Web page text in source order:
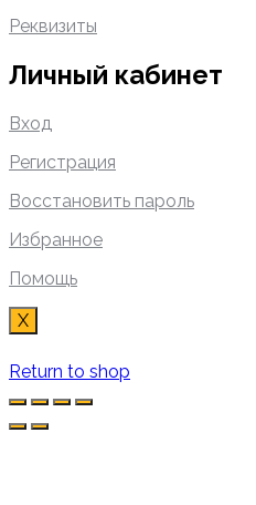
Реквизиты
Личный кабинет
Вход
Регистрация
Восстановить пароль
Избранное
Помощь
X
Return to shop